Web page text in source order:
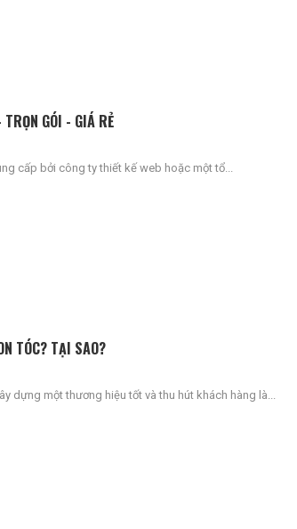
GÓI - GIÁ RẺ
cấp bởi công ty thiết kế web hoặc một tổ...
TÓC? TẠI SAO?
dựng một thương hiệu tốt và thu hút khách hàng là...